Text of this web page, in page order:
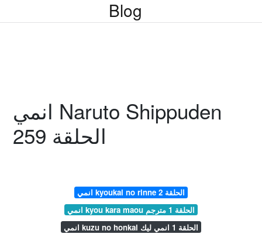
Blog
انمي Naruto Shippuden
الحلقة 259
انمي kyoukai no rinne الحلقة 2
انمي kyou kara maou الحلقة 1 مترجم
انمي kuzu no honkai الحلقة 1 انمي ليك